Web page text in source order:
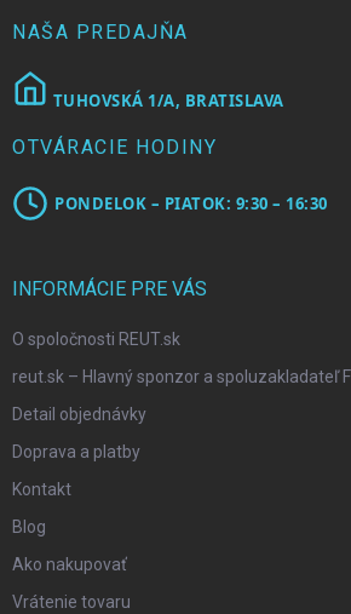
NAŠA PREDAJŇA
TUHOVSKÁ 1/A, BRATISLAVA
OTVÁRACIE HODINY
PONDELOK – PIATOK: 9:30 – 16:30
INFORMÁCIE PRE VÁS
O spoločnosti REUT.sk
reut.sk – Hlavný sponzor a spoluzakladateľ
Detail objednávky
Doprava a platby
Kontakt
Blog
Ako nakupovať
Vrátenie tovaru